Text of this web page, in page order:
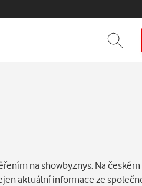
na showbyznys. Na
aktuální informace ze